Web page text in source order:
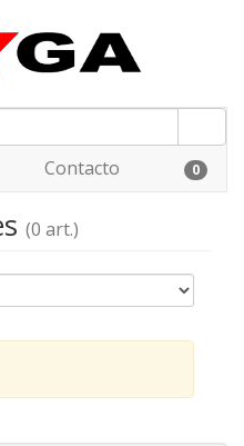
Contacto 0
(0 art.)